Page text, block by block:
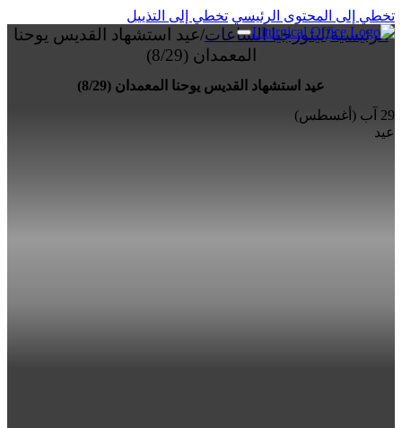
تخطي إلى المحتوى الرئيسي تخطي إلى التذييل
الرئيسية/ليتورجيا الساعات/عيد استشهاد القديس يوحنا
المعمدان (8/29)
عيد استشهاد القديس يوحنا المعمدان (8/29)
29 آب (أغسطس)
عيد